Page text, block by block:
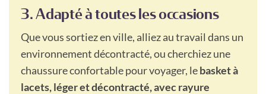
3. Adapté à toutes les occasions
Que vous sortiez en ville, alliez au travail dans un
environnement décontracté, ou cherchiez une
chaussure confortable pour voyager, lebasket à
lacets, léger et décontracté, avec rayure